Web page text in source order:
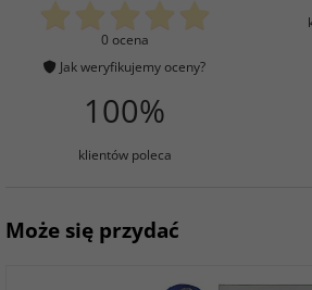
0 ocena
Jak weryfikujemy oceny?
100%
klientów poleca
Może się przydać